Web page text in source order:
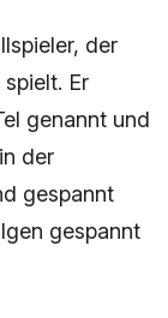
der
Er
genannt und
der
gespannt
gespannt